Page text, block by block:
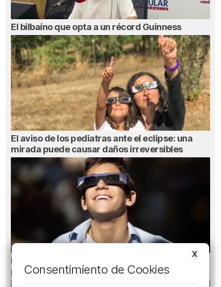
El bilbaíno que opta a un récord Guinness
El aviso de los pediatras ante el eclipse: una
mirada puede causar daños irreversibles
Ni gafas de sol ni radiografías: los errores que
pueden dañar la retina durante el eclipse
X
Consentimiento de Cookies